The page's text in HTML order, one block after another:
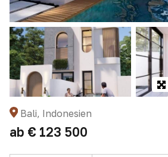
Bali, Indonesien
ab € 123 500